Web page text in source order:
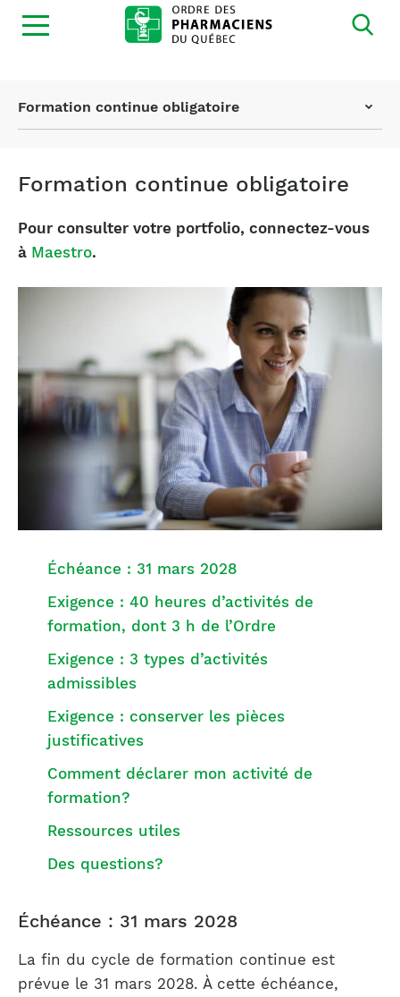
Ouvrir
la
Page
Formation continue obligatoire
Formation continue obligatoire
Pour consulter votre portfolio, connectez-vous
à Maestro.
Échéance : 31 mars 2028
Exigence : 40 heures d’activités de
formation, dont 3 h de l’Ordre
Exigence : 3 types d’activités
admissibles
Exigence : conserver les pièces
justificatives
Comment déclarer mon activité de
formation?
Ressources utiles
Des questions?
Échéance : 31 mars 2028
La fin du cycle de formation continue est
prévue le 31 mars 2028. À cette échéance,